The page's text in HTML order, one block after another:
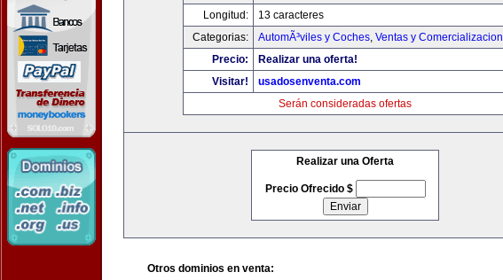
Longitud:
13 caracteres
Categorias:
AutomÃ³viles y Coches, Ventas y Comercializacion
Precio:
Realizar una oferta!
Visitar!
usadosenventa.com
Serán consideradas ofertas
Realizar una Oferta
Precio Ofrecido $
Otros dominios en venta: